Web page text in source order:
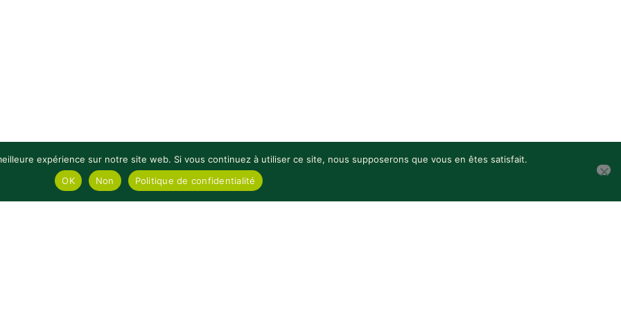
expérience sur notre site web. Si vous continuez à utiliser ce site, nous supposerons que vous en êtes satisfait.
OK
Non Politique de confidentialité